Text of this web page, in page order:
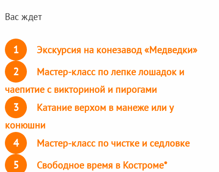
Вас ждет
1 Экскурсия на конезавод «Медведки»
2
Мастер-класс по лепке лошадок и
чаепитие с викториной и пирогами
3
Катание верхом в манеже или у
конюшни
4 Мастер-класс по чистке и седловке
5 Свободное время в Костроме*